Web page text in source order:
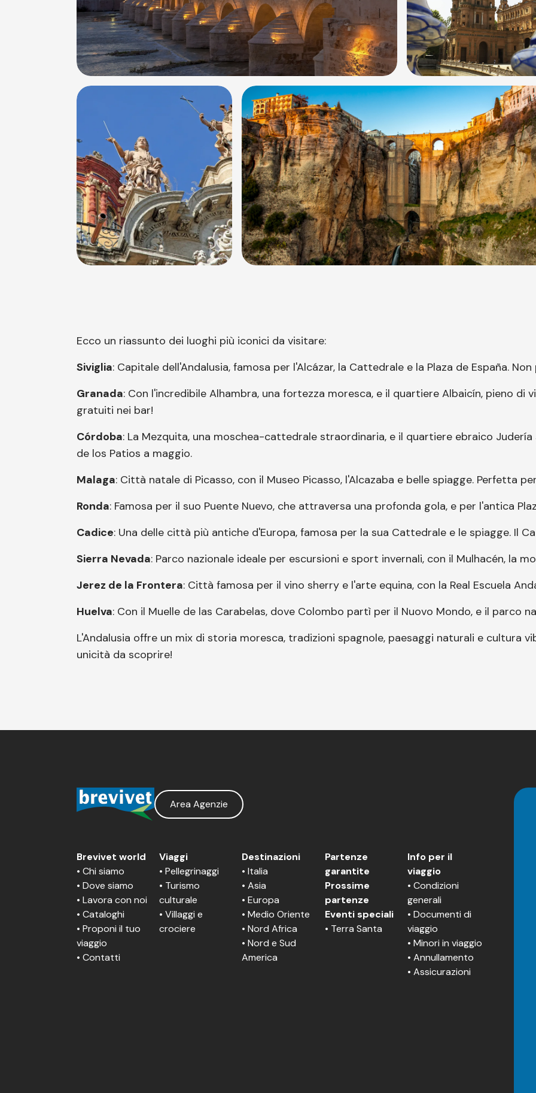
Ecco un riassunto dei luoghi più iconici da visitare:
Siviglia: Capitale dell'Andalusia, famosa per l'Alcázar, la Cattedrale e la Plaza de España.
Granada: Con l'incredibile Alhambra, una fortezza moresca, e il quartiere Albaicín, pieno di
gratuiti nei bar!
Córdoba: La Mezquita, una moschea-cattedrale straordinaria, e il quartiere ebraico
de los Patios a maggio.
Malaga: Città natale di Picasso, con il Museo Picasso, l'Alcazaba e belle spiagge. Perfetta
Ronda: Famosa per il suo Puente Nuevo, che attraversa una profonda gola, e per l'antica
Cadice: Una delle città più antiche d'Europa, famosa per la sua Cattedrale e le spiagge. Il
Sierra Nevada: Parco nazionale ideale per escursioni e sport invernali, con il Mulhacén, la
Jerez de la Frontera: Città famosa per il vino sherry e l'arte equina, con la Real Escuela
Huelva: Con il Muelle de las Carabelas, dove Colombo partì per il Nuovo Mondo, e il parco
L'Andalusia offre un mix di storia moresca, tradizioni spagnole, paesaggi naturali e cultura
unicità da scoprire!
Area Agenzie
Brevivet world
• Chi siamo
• Dove siamo
• Lavora con noi
• Cataloghi
• Proponi il tuo
viaggio
• Contatti
Viaggi
• Pellegrinaggi
• Turismo
culturale
• Villaggi e
crociere
Destinazioni
• Italia
• Asia
• Europa
• Medio Oriente
• Nord Africa
• Nord e Sud
America
Partenze
garantite
Prossime
partenze
Eventi speciali
• Terra Santa
Info per il
viaggio
• Condizioni
generali
• Documenti di
viaggio
• Minori in viaggio
• Annullamento
• Assicurazioni